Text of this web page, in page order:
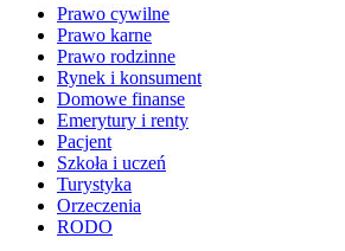
Prawo cywilne
Prawo karne
Prawo rodzinne
Rynek i konsument
Domowe finanse
Emerytury i renty
Pacjent
Szkoła i uczeń
Turystyka
Orzeczenia
RODO